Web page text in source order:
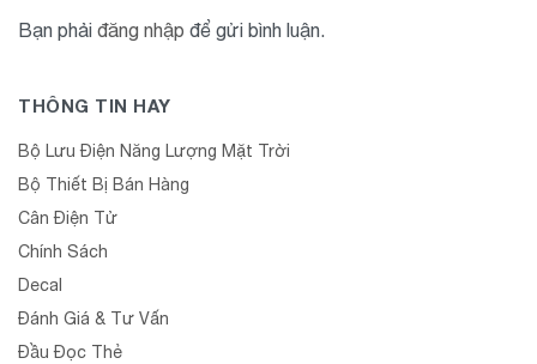
Bạn phải đăng nhập để gửi bình luận.
THÔNG TIN HAY
Bộ Lưu Điện Năng Lượng Mặt Trời
Bộ Thiết Bị Bán Hàng
Cân Điện Tử
Chính Sách
Decal
Đánh Giá & Tư Vấn
Đầu Đọc Thẻ